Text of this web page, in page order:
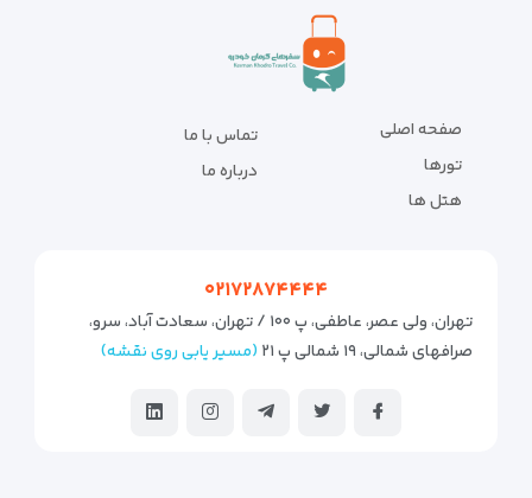
صفحه اصلی
تورها
هتل ها
تماس با ما
درباره ما
۰۲۱۷۲۸۷۴۴۴۴
تهران، ولی عصر، عاطفی، پ ۱۰۰ / تهران، سعادت آباد، سرو،
صرافهای شمالی، ۱۹ شمالی پ ۲۱
(مسیر یابی روی نقشه)